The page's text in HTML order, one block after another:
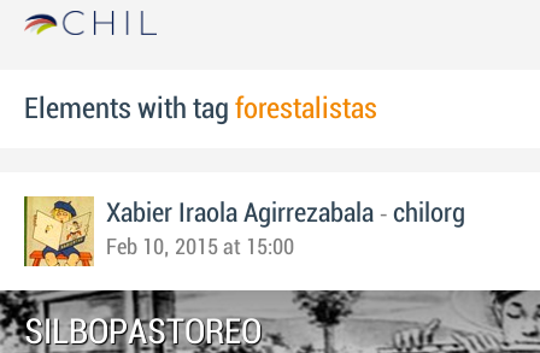
Elements with tag forestalistas
Xabier Iraola Agirrezabala - chilorg
Feb 10, 2015 at 15:00
SILBOPASTOREO